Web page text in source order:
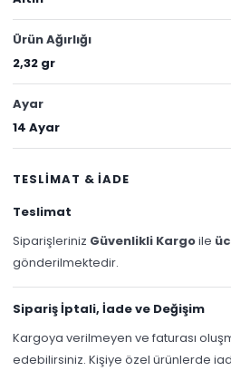
Ürün Ağırlığı
2,32 gr
Ayar
14 Ayar
TESLİMAT & İADE
Teslimat
Siparişleriniz Güvenlikli Kargoile
gönderilmektedir.
Sipariş İptali, İade ve Değişim
Kargoya verilmeyen ve faturası
edebilirsiniz. Kişiye özel ürünlerde